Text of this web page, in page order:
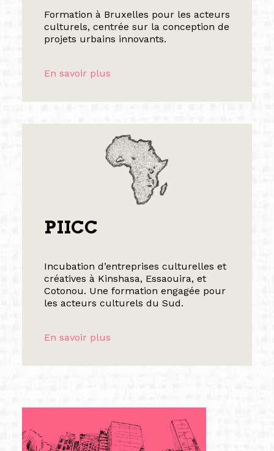
Formation à Bruxelles pour les acteurs
culturels, centrée sur la conception de
projets urbains innovants.
En savoir plus
PIICC
Incubation d’entreprises culturelles et
créatives à Kinshasa, Essaouira, et
Cotonou. Une formation engagée pour
les acteurs culturels du Sud.
En savoir plus